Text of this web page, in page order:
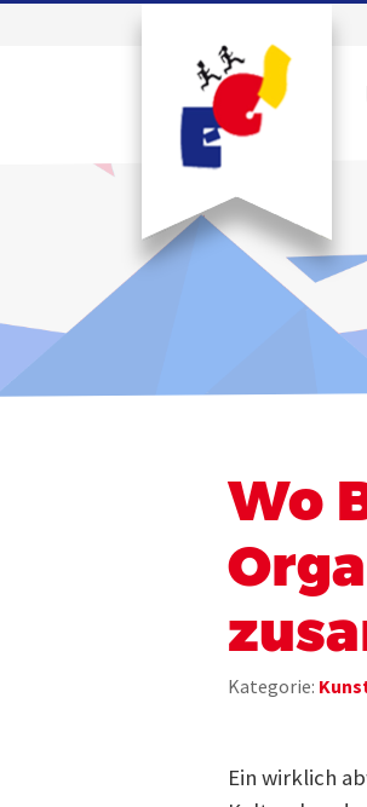
Wo
Kategorie:
Ein wirklich